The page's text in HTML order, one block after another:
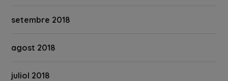
setembre 2018
agost 2018
juliol 2018